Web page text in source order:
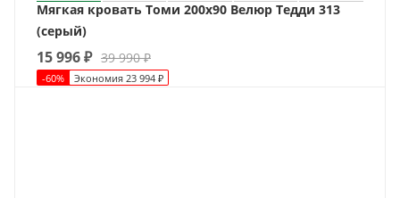
Мягкая кровать Томи 200х90 Велюр Тедди 313
(серый)
15 996₽ 39 990₽
-60% Экономия 23 994 ₽